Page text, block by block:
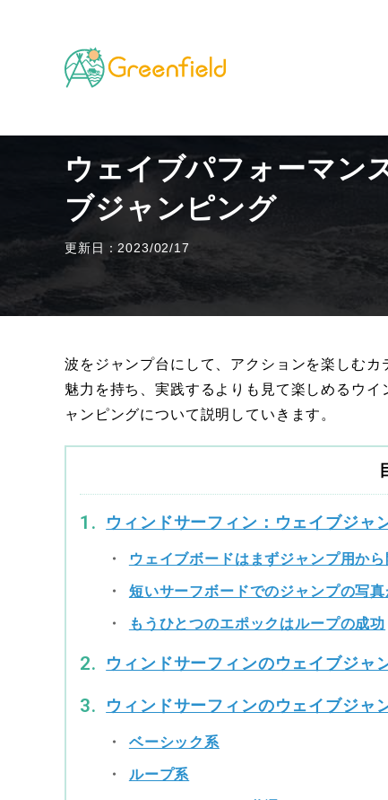
TOP 海・川・湖のフィールド ウェイブパフォ
ウェイブパフォーマ
ブジャンピング
更新日：2023/02/17
波をジャンプ台にして、アクションを楽しむ
魅力を持ち、実践するよりも見て楽しめるウ
ャンピングについて説明していきます。
ウィンドサーフィン：ウェイブジャ
ウェイブボードはまずジャンプ用か
短いサーフボードでのジャンプの写
もうひとつのエポックはループの成功
ウィンドサーフィンのウェイブジ
ウィンドサーフィンのウェイブジャ
ベーシック系
ループ系